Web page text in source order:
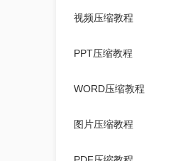
视频压缩教程
PPT压缩教程
WORD压缩教程
图片压缩教程